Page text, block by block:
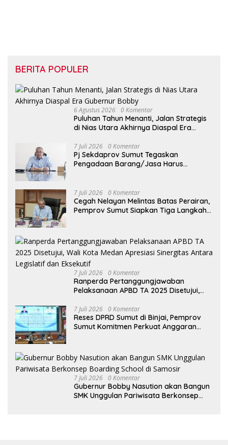
BERITA POPULER
6 Agustus 2026 0 Komentar
Puluhan Tahun Menanti, Jalan Strategis
di Nias Utara Akhirnya Diaspal Era
7 Juli 2026 0 Komentar
Pj Sekdaprov Sumut Tegaskan
Pengadaan Barang/Jasa Harus
7 Juli 2026 0 Komentar
Cegah Nelayan Melintas Batas Perairan,
Pemprov Sumut Siapkan Tiga Langkah
7 Juli 2026 0 Komentar
Ranperda Pertanggungjawaban
Pelaksanaan APBD TA 2025 Disetujui,
Antara Legislatif dan Eksekutif
7 Juli 2026 0 Komentar
Reses DPRD Sumut di Binjai, Pemprov
Sumut Komitmen Perkuat Anggaran
7 Juli 2026 0 Komentar
Gubernur Bobby Nasution akan Bangun
SMK Unggulan Pariwisata Berkonsep